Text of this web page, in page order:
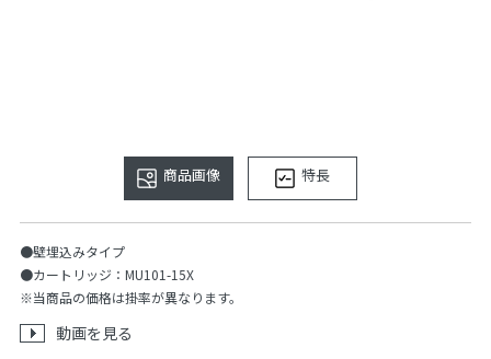
商品画像 特長
●壁埋込みタイプ
●カートリッジ：MU101-15X
※当商品の価格は掛率が異なります。
動画を見る